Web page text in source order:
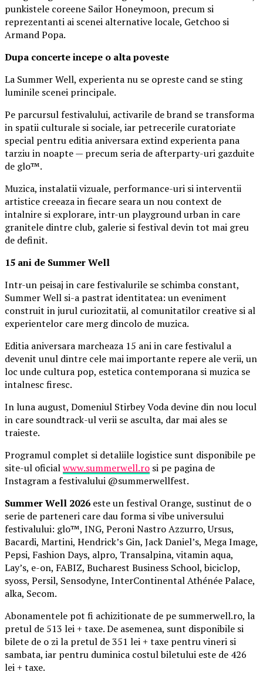
punkistele coreene Sailor Honeymoon, precum si
reprezentanti ai scenei alternative locale, Getchoo si
Armand Popa.
Dupa concerte incepe o alta poveste
La Summer Well, experienta nu se opreste cand se sting
luminile scenei principale.
Pe parcursul festivalului, activarile de brand se transforma
in spatii culturale si sociale, iar petrecerile curatoriate
special pentru editia aniversara extind experienta pana
tarziu in noapte — precum seria de afterparty-uri gazduite
de glo™.
Muzica, instalatii vizuale, performance-uri si interventii
artistice creeaza in fiecare seara un nou context de
intalnire si explorare, intr-un playground urban in care
granitele dintre club, galerie si festival devin tot mai greu
de definit.
15 ani de Summer Well
Intr-un peisaj in care festivalurile se schimba constant,
Summer Well si-a pastrat identitatea: un eveniment
construit in jurul curiozitatii, al comunitatilor creative si al
experientelor care merg dincolo de muzica.
Editia aniversara marcheaza 15 ani in care festivalul a
devenit unul dintre cele mai importante repere ale verii, un
loc unde cultura pop, estetica contemporana si muzica se
intalnesc firesc.
In luna august, Domeniul Stirbey Voda devine din nou locul
in care soundtrack-ul verii se asculta, dar mai ales se
traieste.
Programul complet si detaliile logistice sunt disponibile pe
site-ul oficialwww.summerwell.ro si pe pagina de
Instagram a festivalului @summerwellfest.
Summer Well 2026 este un festival Orange, sustinut de o
serie de parteneri care dau forma si vibe universului
festivalului: glo™, ING, Peroni Nastro Azzurro, Ursus,
Bacardi, Martini, Hendrick’s Gin, Jack Daniel’s, Mega Image,
Pepsi, Fashion Days, alpro, Transalpina, vitamin aqua,
Lay’s, e-on, FABIZ, Bucharest Business School, biciclop,
syoss, Persil, Sensodyne, InterContinental Athénée Palace,
alka, Secom.
Abonamentele pot fi achizitionate de pe summerwell.ro, la
pretul de 513 lei + taxe. De asemenea, sunt disponibile si
bilete de o zi la pretul de 351 lei + taxe pentru vineri si
sambata, iar pentru duminica costul biletului este de 426
lei + taxe.